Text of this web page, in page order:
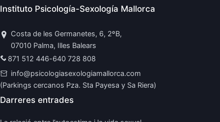
Instituto Psicología-Sexología Mallorca
Costa de les Germanetes, 6, 2ºB,
07010 Palma, Illes Balears
871 512 446-640 728 808
info@psicologiasexologiamallorca.com
(Parkings cercanos Pza. Sta Payesa y Sa Riera)
Darreres entrades